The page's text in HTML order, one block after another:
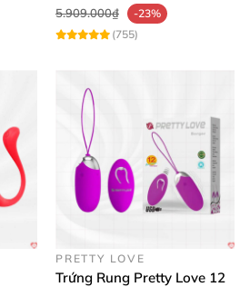
5.909.000₫
-23%
(755)
PRETTY LOVE
Trứng Rung Pretty Love 12